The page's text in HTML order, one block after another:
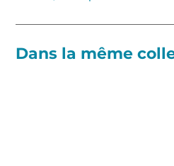
Dans la même